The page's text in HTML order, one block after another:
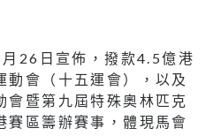
26日宣佈，撥款4.5億港
動會（十五運會），以及
會暨第九屆特殊奧林匹克
賽區籌辦賽事，體現馬會